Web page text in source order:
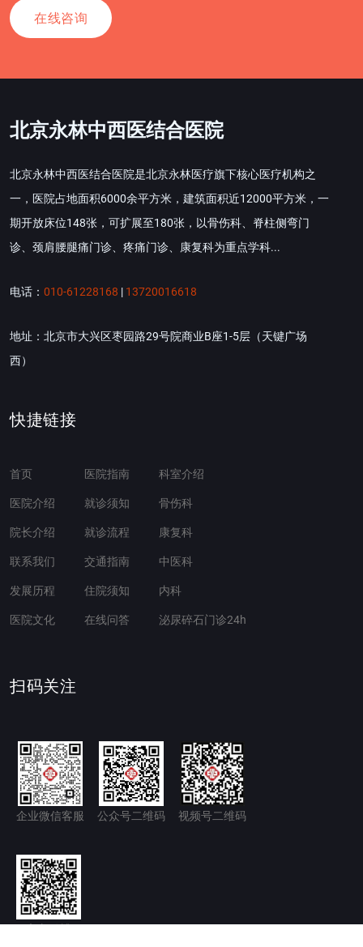
在线咨询
北京永林中西医结合医院
北京永林中西医结合医院是北京永林医疗旗下核心医疗机构之
一，医院占地面积6000余平方米，建筑面积近12000平方米，一
期开放床位148张，可扩展至180张，以骨伤科、脊柱侧弯门
诊、颈肩腰腿痛门诊、疼痛门诊、康复科为重点学科...
电话： 010-61228168 | 13720016618
地址：北京市大兴区枣园路29号院商业B座1-5层（天键广场
西）
快捷链接
首页
医院介绍
院长介绍
联系我们
发展历程
医院文化
医院指南
就诊须知
就诊流程
交通指南
住院须知
在线问答
科室介绍
骨伤科
康复科
中医科
内科
泌尿碎石门诊24h
扫码关注
企业微信客服 公众号二维码 视频号二维码